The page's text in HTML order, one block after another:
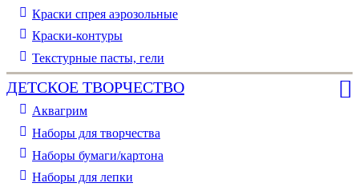
Краски спрея аэрозольные
Краски-контуры
Текстурные пасты, гели
ДЕТСКОЕ ТВОРЧЕСТВО
Аквагрим
Наборы для творчества
Наборы бумаги/картона
Наборы для лепки